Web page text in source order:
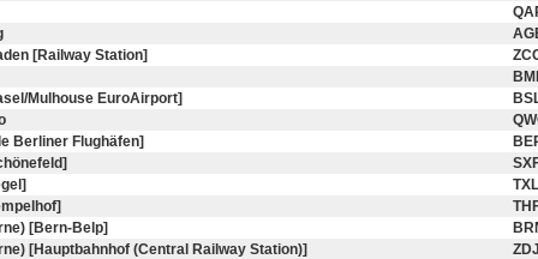
[Railway Station]
Mulhouse EuroAirport]
Berliner Flughäfen]
TXL
[Bern-Belp]
[Hauptbahnhof (Central Railway Station)]
ZDJ